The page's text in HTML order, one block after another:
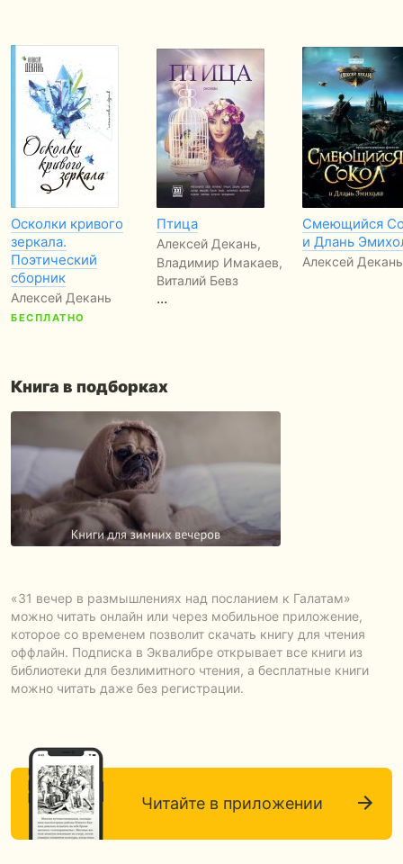
Осколки кривого
зеркала.
Поэтический
сборник
Алексей Декань
БЕСПЛАТНО
Птица
Алексей Декань,
Владимир Имакаев,
Виталий Бевз
...
Смеющийся
и Длань
Алексей Декань
Книга в подборках
«31 вечер в размышлениях над посланием к Галатам»
можно читать онлайн или через мобильное приложение,
которое со временем позволит скачать книгу для чтения
оффлайн. Подписка в Эквалибре открывает все книги из
библиотеки для безлимитного чтения, а бесплатные книги
можно читать даже без регистрации.
Читайте в приложении